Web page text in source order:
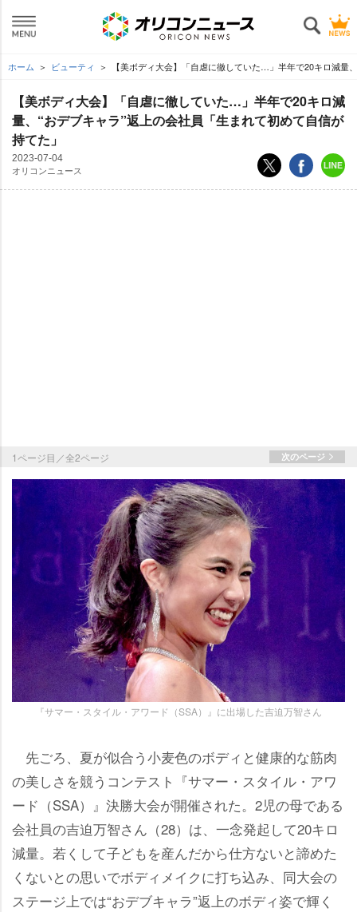
ホーム ビューティ 【美ボディ大会】「自虐に徹していた…」半年で20キロ減量
【美ボディ大会】「自虐に徹していた…」半年で20キロ減
量、“おデブキャラ”返上の会社員「生まれて初めて自信が
持てた」
2023-07-04
オリコンニュース
1ページ目／全2ページ 次のページ
『サマー・スタイル・アワード（SSA）』に出場した吉迫万智さん
先ごろ、夏が似合う小麦色のボディと健康的な筋肉
の美しさを競うコンテスト『サマー・スタイル・アワ
ード（SSA）』決勝大会が開催された。2児の母である
会社員の吉迫万智さん（28）は、一念発起して20キロ
減量。若くして子どもを産んだから仕方ないと諦めた
くないとの思いでボディメイクに打ち込み、同大会の
ステージ上では“おデブキャラ”返上のボディ姿で輝く